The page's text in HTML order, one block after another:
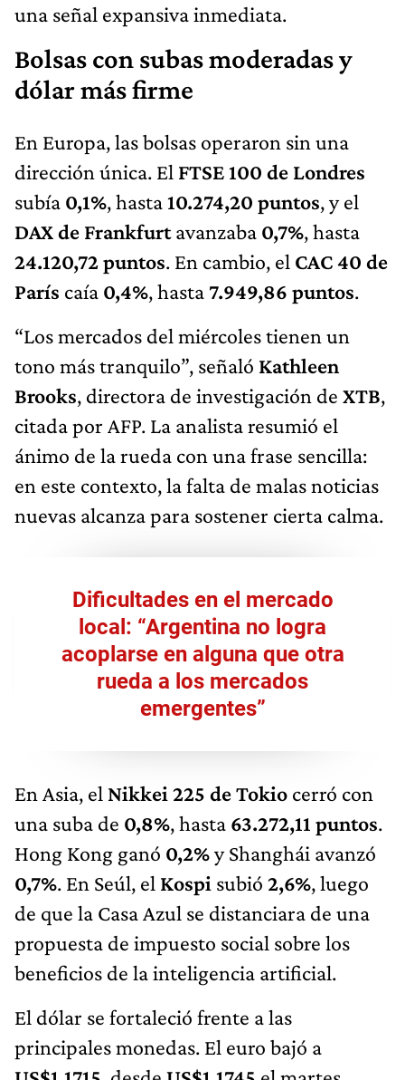
una señal expansiva inmediata.
Bolsas con subas moderadas y
dólar más firme
En Europa, las bolsas operaron sin una
dirección única. El FTSE 100 de Londres
subía 0,1%, hasta10.274,20 puntos, y el
DAX de Frankfurtavanzaba 0,7%, hasta
24.120,72 puntos. En cambio, el CAC 40 de
París caía 0,4%, hasta 7.949,86 puntos.
“Los mercados del miércoles tienen un
tono más tranquilo”, señaló Kathleen
Brooks, directora de investigación de XTB,
citada por AFP. La analista resumió el
ánimo de la rueda con una frase sencilla:
en este contexto, la falta de malas noticias
nuevas alcanza para sostener cierta calma.
Dificultades en el mercado
local: “Argentina no logra
acoplarse en alguna que otra
rueda a los mercados
emergentes”
En Asia, el Nikkei 225 de Tokio cerró con
una suba de 0,8%, hasta 63.272,11 puntos.
Hong Kong ganó 0,2%y Shanghái avanzó
0,7%. En Seúl, el Kospi subió 2,6%, luego
de que la Casa Azul se distanciara de una
propuesta de impuesto social sobre los
beneficios de la inteligencia artificial.
El dólar se fortaleció frente a las
principales monedas. El euro bajó a